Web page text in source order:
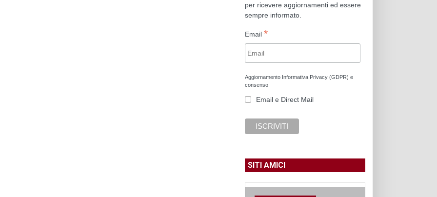
per ricevere aggiornamenti ed essere
sempre informato.
Email *
Aggiornamento Informativa Privacy (GDPR) e
consenso
Email e Direct Mail
SITI AMICI